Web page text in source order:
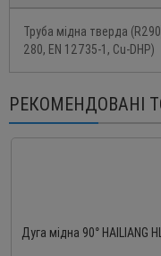
Труба мідна тверда
280, EN 12735-1, Cu-DHP)
РЕКОМЕНДОВАНІ
Дуга мідна 90° HAILIANG